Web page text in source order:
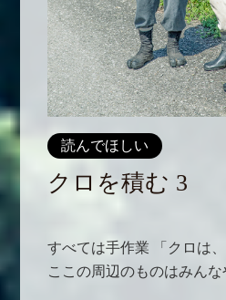
読んでほしい
クロを積む 3
すべては手作業 「クロは
ここの周辺のものはみん